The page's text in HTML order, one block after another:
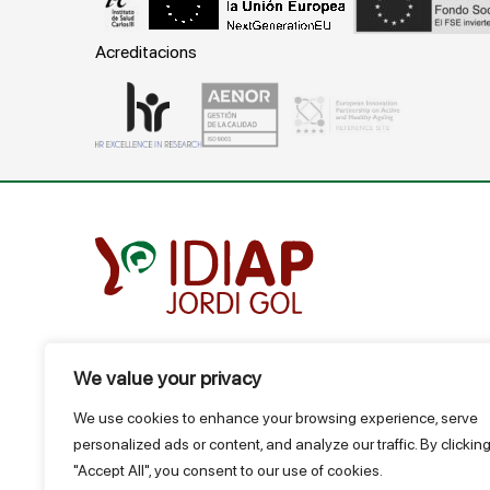
We value your privacy
We use cookies to enhance your browsing experience, serve
personalized ads or content, and analyze our traffic. By clicking
"Accept All", you consent to our use of cookies.
Acreditacions
Gran Vía Corts Catalanes, 587 ático - 08007
934 824 124
idiap@idiapjgol.org